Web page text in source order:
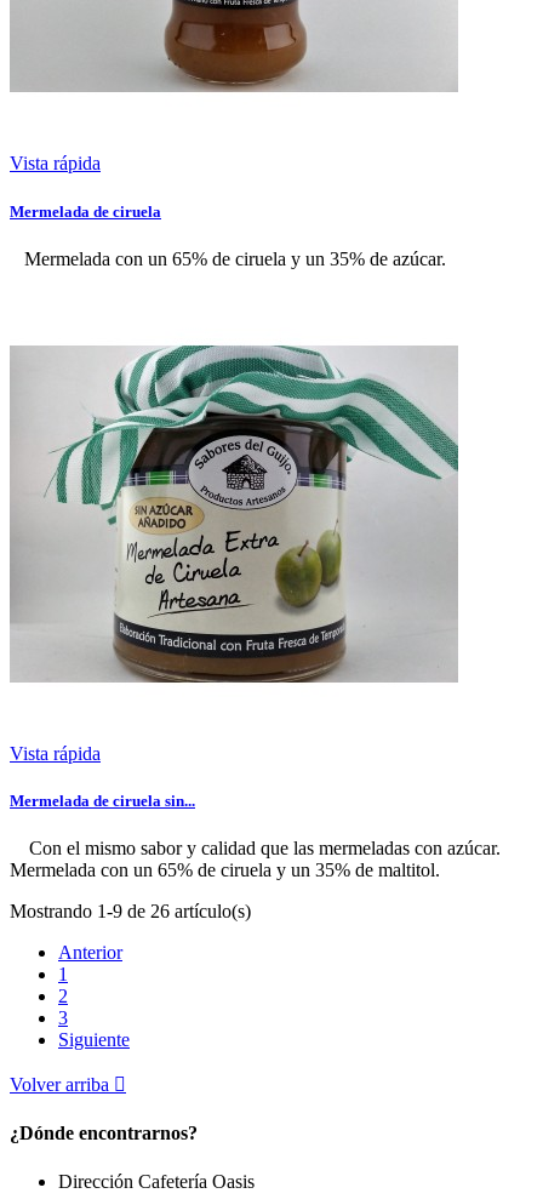
Vista rápida
Mermelada de ciruela
Mermelada con un 65% de ciruela y un 35% de azúcar.
Vista rápida
Mermelada de ciruela sin...
Con el mismo sabor y calidad que las mermeladas con azúcar.
Mermelada con un 65% de ciruela y un 35% de maltitol.
Mostrando 1-9 de 26 artículo(s)
Anterior
1
2
3
Siguiente
Volver arriba 
¿Dónde encontrarnos?
Dirección Cafetería Oasis